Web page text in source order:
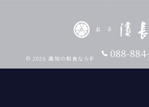
088-
© 2026 高知の和食なら料亭 濱長 ALL